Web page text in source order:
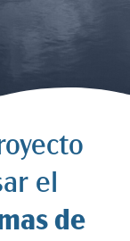
el
de